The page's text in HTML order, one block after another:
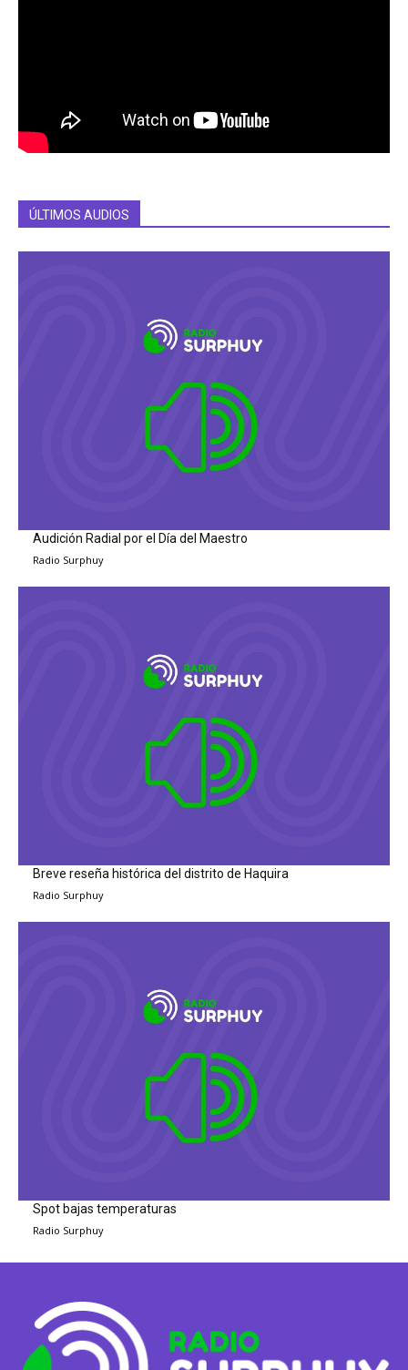
ÚLTIMOS AUDIOS
Audición Radial por el Día del Maestro
Radio Surphuy
Breve reseña histórica del distrito de Haquira
Radio Surphuy
Spot bajas temperaturas
Radio Surphuy